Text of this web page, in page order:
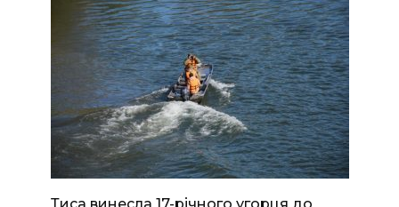
Тиса винесла 17-річного угорця до